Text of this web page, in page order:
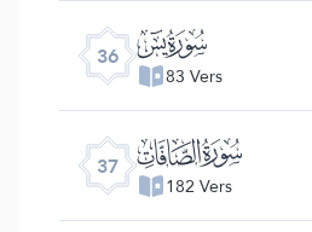
36 ﮰ
83 Vers
37 ﮱ
182 Vers